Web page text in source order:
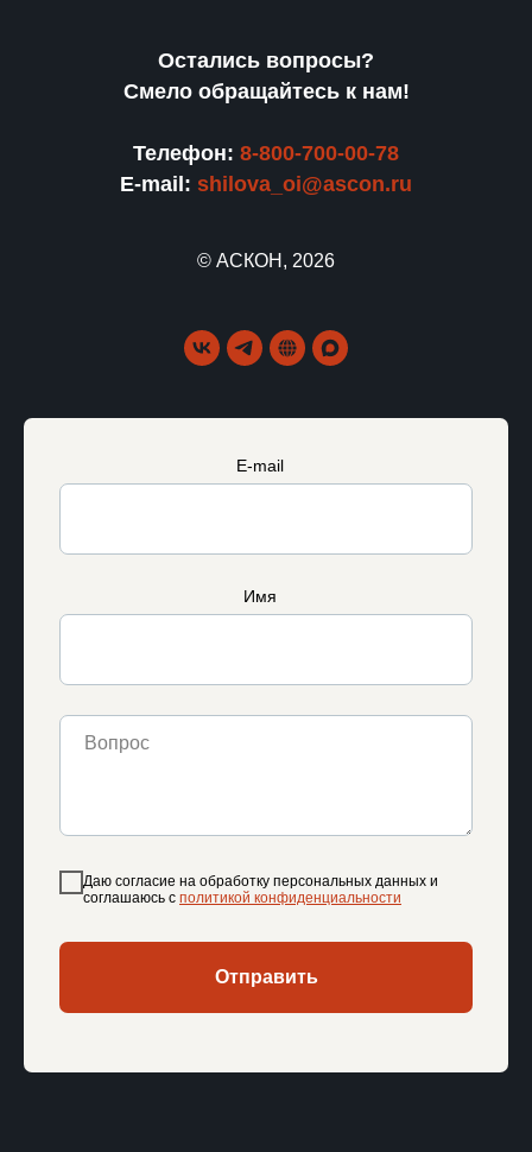
Остались вопросы?
Смело обращайтесь к нам!
Телефон: 8-800-700-00-78
E-mail: shilova_oi@ascon.ru
© АСКОН, 2026
E-mail
Имя
Даю согласие на обработку персональных данных и
соглашаюсь c политикой конфиденциальности
Отправить